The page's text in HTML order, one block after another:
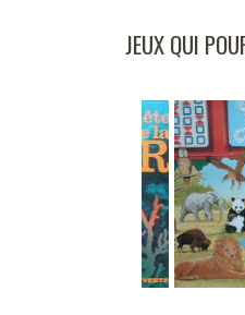
JEUX QUI